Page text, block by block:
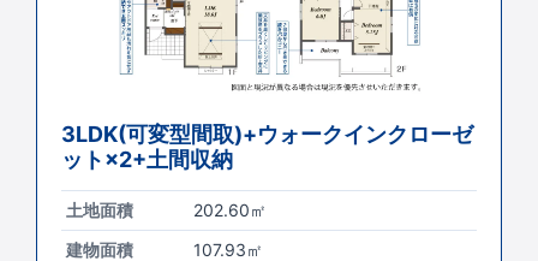
3LDK(可変型間取)+ウォークインクローゼ
ット×2+土間収納
土地面積
202.60㎡
建物面積
107.93㎡